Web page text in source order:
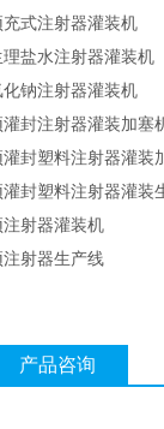
充式注射器灌装机
理盐水注射器灌装机
化钠注射器灌装机
灌封注射器灌装加塞
灌封塑料注射器灌装
灌封塑料注射器灌装
注射器灌装机
注射器生产线
产品咨询